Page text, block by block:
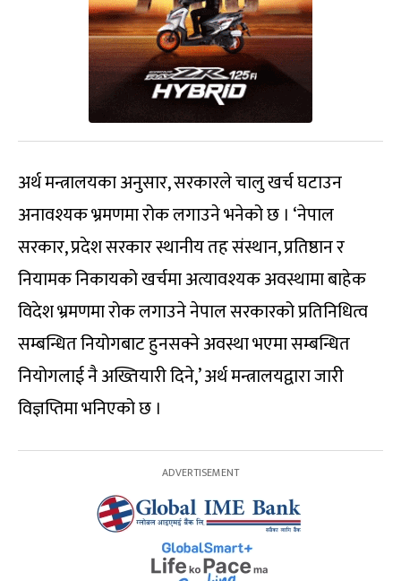
अर्थ मन्त्रालयका अनुसार, सरकारले चालु खर्च घटाउन
अनावश्यक भ्रमणमा रोक लगाउने भनेको छ । ‘नेपाल
सरकार, प्रदेश सरकार स्थानीय तह संस्थान, प्रतिष्ठान र
नियामक निकायको खर्चमा अत्यावश्यक अवस्थामा बाहेक
विदेश भ्रमणमा रोक लगाउने नेपाल सरकारको प्रतिनिधित्व
सम्बन्धित नियोगबाट हुनसक्ने अवस्था भएमा सम्बन्धित
नियोगलाई नै अख्तियारी दिने,’ अर्थ मन्त्रालयद्वारा जारी
विज्ञप्तिमा भनिएको छ ।